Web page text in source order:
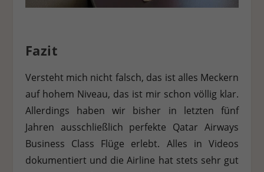
Fazit
Versteht mich nicht falsch, das ist alles Meckern
auf hohem Niveau, das ist mir schon völlig klar.
Allerdings haben wir bisher in letzten fünf
Jahren ausschließlich perfekte Qatar Airways
Business Class Flüge erlebt. Alles in Videos
dokumentiert und die Airline hat stets sehr gut